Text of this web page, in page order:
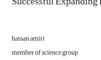
hassan amiri
member of science group